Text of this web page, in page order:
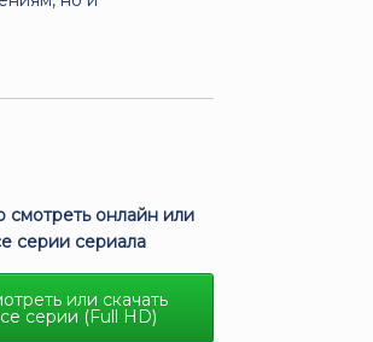
смотреть онлайн или
серии сериала
или скачать
серии (Full HD)